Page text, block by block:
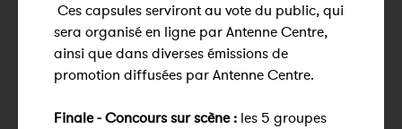
Ces capsules serviront au vote du public, qui
sera organisé en ligne par Antenne Centre,
ainsi que dans diverses émissions de
promotion diffusées par Antenne Centre.
Finale - Concours sur scène : les 5 groupes